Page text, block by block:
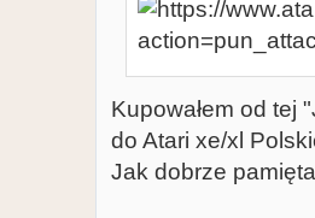
Kupowałem od tej
do Atari xe/xl
Jak dobrze